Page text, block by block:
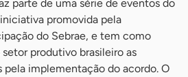
parte de uma série de eventos do
promovida pela
do Sebrae, e tem como
produtivo brasileiro as
pela implementação do acordo. O